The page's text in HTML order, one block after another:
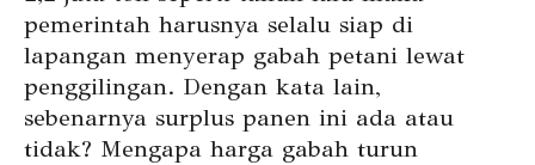
pemerintah harusnya selalu siap di
lapangan menyerap gabah petani lewat
penggilingan. Dengan kata lain,
sebenarnya surplus panen ini ada atau
tidak? Mengapa harga gabah turun